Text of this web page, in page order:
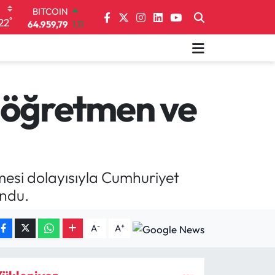
°
DOLAR
47,7436 0.18
EURO
6660.55 0.03
BİST100
13.779
ve
dolayısıyla Cumhuriyet
A- A+